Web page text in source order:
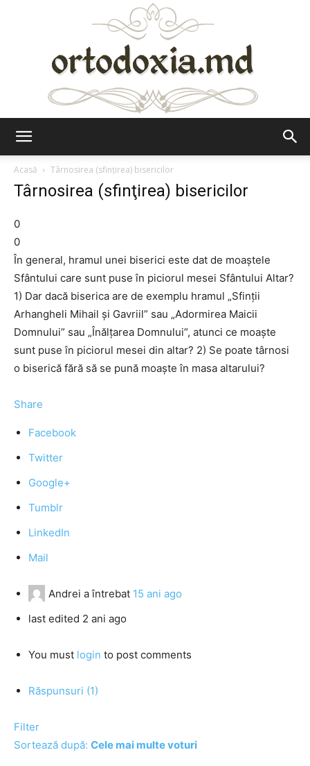
Acasă
Târnosirea (sfinţirea) bisericilor
Târnosirea (sfinţirea) bisericilor
0
0
În general, hramul unei biserici este dat de moaştele
Sfântului care sunt puse în piciorul mesei Sfântului Altar?
1) Dar dacă biserica are de exemplu hramul „Sfinţii
Arhangheli Mihail şi Gavriil” sau „Adormirea Maicii
Domnului” sau „Înălţarea Domnului”, atunci ce moaşte
sunt puse în piciorul mesei din altar? 2) Se poate târnosi
o biserică fără să se pună moaşte în masa altarului?
Share
Facebook
Twitter
Google+
Tumblr
LinkedIn
Mail
Andrei a întrebat 15 ani ago
last edited 2 ani ago
You must login to post comments
Răspunsuri (1)
Filter
Sortează după: Cele mai multe voturi